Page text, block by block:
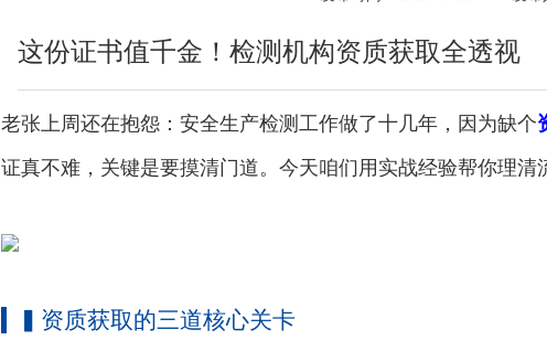
这份证书值千金！检测机构资质获取全透视
老张上周还在抱怨：安全生产检测工作做了十几年，因为缺个
证真不难，关键是要摸清门道。今天咱们用实战经验帮你理清
▍资质获取的三道核心关卡